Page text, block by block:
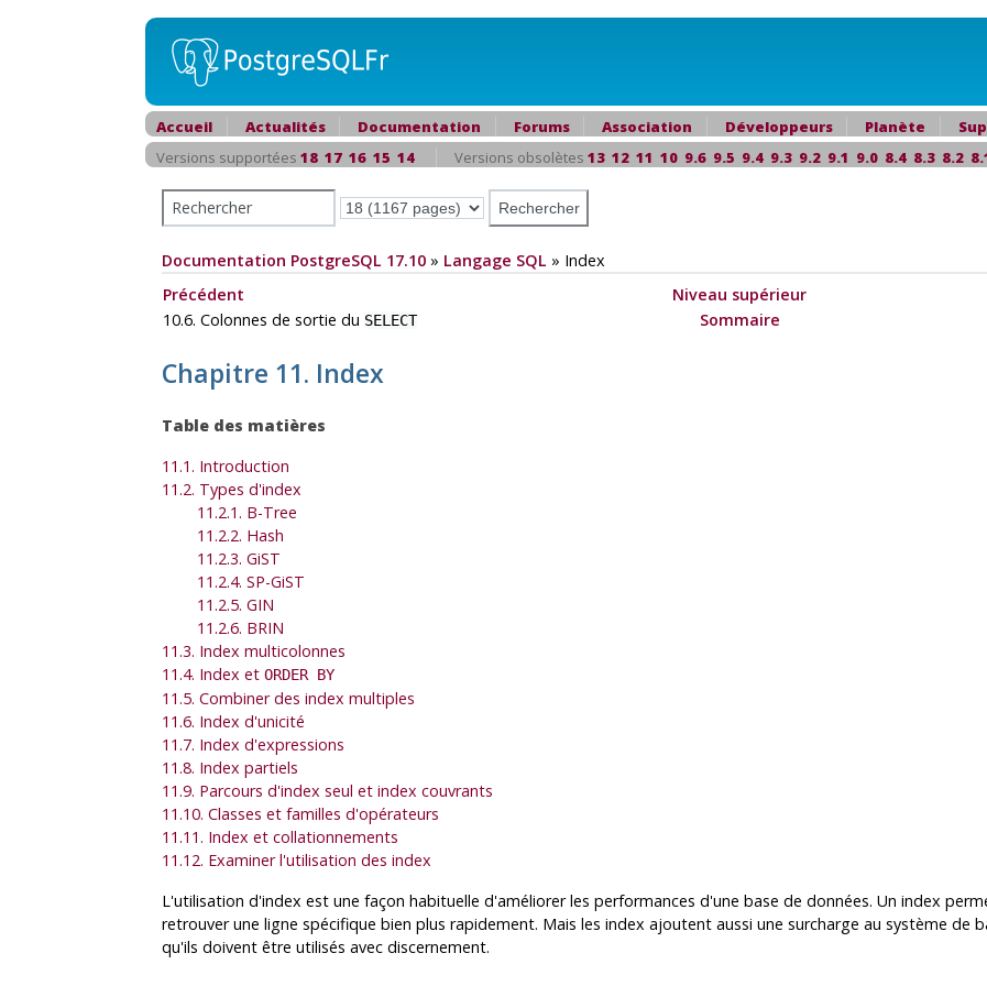
Accueil Actualités Documentation Forums Association Développeurs Planète
Versions supportées 18 17 16 15 14 Versions obsolètes 13 12 11 10 9.6 9.5 9.4 9.3 9.2 9.1 9.0 8.4 8.3 8.2
Documentation PostgreSQL 17.10 » Langage SQL » Index
Précédent
Niveau supérieur
10.6. Colonnes de sortie du SELECT Sommaire
Chapitre 11. Index
Table des matières
11.1. Introduction
11.2. Types d'index
11.2.1. B-Tree
11.2.2. Hash
11.2.3. GiST
11.2.4. SP-GiST
11.2.5. GIN
11.2.6. BRIN
11.3. Index multicolonnes
11.4. Index et ORDER BY
11.5. Combiner des index multiples
11.6. Index d'unicité
11.7. Index d'expressions
11.8. Index partiels
11.9. Parcours d'index seul et index couvrants
11.10. Classes et familles d'opérateurs
11.11. Index et collationnements
11.12. Examiner l'utilisation des index
L'utilisation d'index est une façon habituelle d'améliorer les performances d'une base de données. Un index
retrouver une ligne spécifique bien plus rapidement. Mais les index ajoutent aussi une surcharge au système de
qu'ils doivent être utilisés avec discernement.